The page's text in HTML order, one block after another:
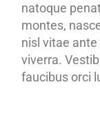
natoque
montes,
nisl vitae
viverra.
faucibus orci